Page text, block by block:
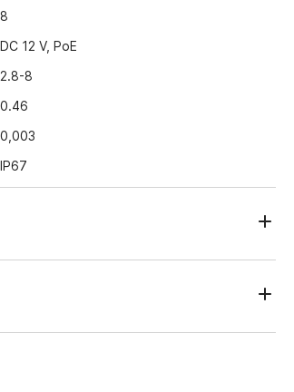
8
DC 12 V, PoE
2.8-8
0.46
0,003
IP67
TVS 4000 V yıldırımdan korunma sistemi